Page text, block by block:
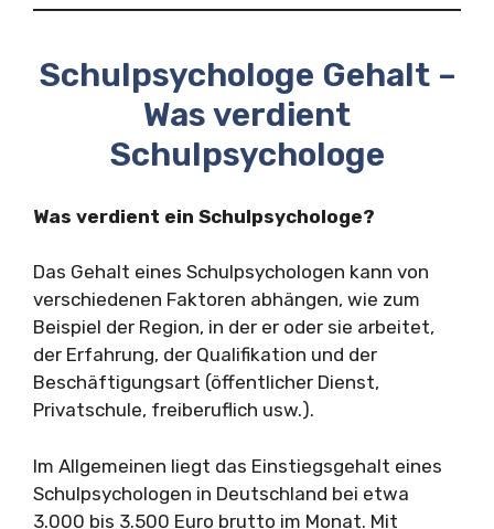
Schulpsychologe Gehalt –
Was verdient
Schulpsychologe
Was verdient ein Schulpsychologe?
Das Gehalt eines Schulpsychologen kann von
verschiedenen Faktoren abhängen, wie zum
Beispiel der Region, in der er oder sie arbeitet,
der Erfahrung, der Qualifikation und der
Beschäftigungsart (öffentlicher Dienst,
Privatschule, freiberuflich usw.).
Im Allgemeinen liegt das Einstiegsgehalt eines
Schulpsychologen in Deutschland bei etwa
3.000 bis 3.500 Euro brutto im Monat. Mit